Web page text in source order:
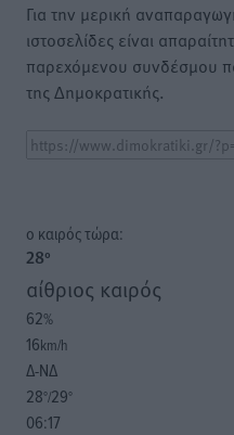
Για την μερική
ιστοσελίδες είναι
παρεχόμενου συνδέσμου
της Δημοκρατικής.
o καιρός τώρα:
28°
αίθριος καιρός
62%
16km/h
Δ-ΝΔ
28°/29°
06:17